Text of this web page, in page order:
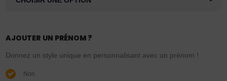
AJOUTER UN PRÉNOM ?
Donnez un style unique en personnalisant avec un prénom !
Non